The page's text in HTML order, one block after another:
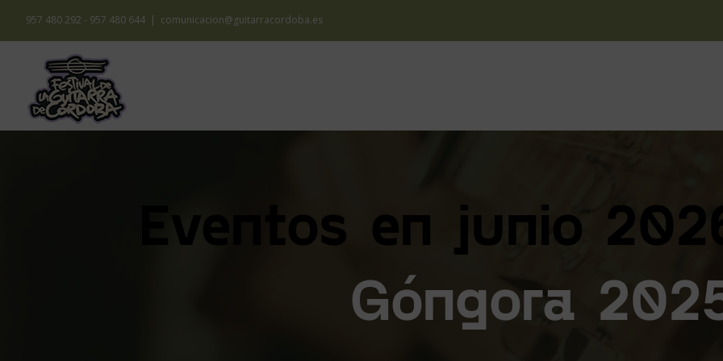
Saltar
al
contenido
957 480 292 - 957 480 644 | comunicacion@guitarracordoba.es
Eventos en junio
Góngora